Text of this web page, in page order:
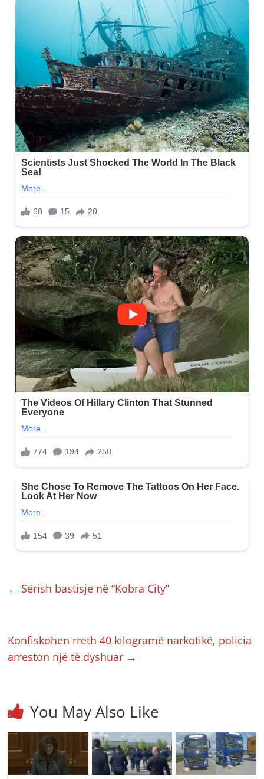
← Sërish bastisje në “Kobra City”
Konfiskohen rreth 40 kilogramë narkotikë, policia
arreston një të dyshuar →
You May Also Like